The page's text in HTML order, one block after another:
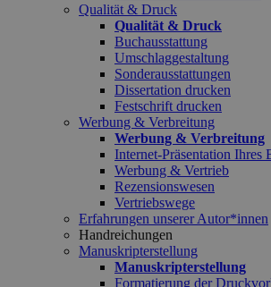
Qualität & Druck
Qualität & Druck
Buchausstattung
Umschlaggestaltung
Sonderausstattungen
Dissertation drucken
Festschrift drucken
Werbung & Verbreitung
Werbung & Verbreitung
Internet-Präsentation Ihres
Werbung & Vertrieb
Rezensionswesen
Vertriebswege
Erfahrungen unserer Autor*innen
Handreichungen
Manuskripterstellung
Manuskripterstellung
Formatierung der